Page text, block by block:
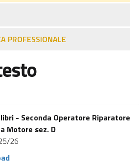
PROFESSIONALE
- Seconda Operatore Riparatore
Motore sez. D
26